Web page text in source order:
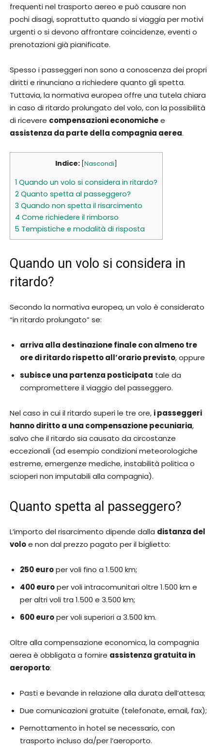
frequenti nel trasporto aereo e può causare non
pochi disagi, soprattutto quando si viaggia per motivi
urgenti o si devono affrontare coincidenze, eventi o
prenotazioni già pianificate.
Spesso i passeggeri non sono a conoscenza dei propri
diritti e rinunciano a richiedere quanto gli spetta.
Tuttavia, la normativa europea offre una tutela chiara
in caso di ritardo prolungato del volo, con la possibilità
di ricevere compensazioni economichee
assistenza da parte della compagnia aerea.
Indice: Nascondi
1 Quando un volo si considera in ritardo?
2 Quanto spetta al passeggero?
3 Quando non spetta il risarcimento
4 Come richiedere il rimborso
5 Tempistiche e modalità di risposta
Quando un volo si considera in
ritardo?
Secondo la normativa europea, un volo è considerato
“in ritardo prolungato” se:
arriva alla destinazione finale con almeno tre
ore di ritardo rispetto all’orario previsto, oppure
subisce una partenza posticipata tale da
compromettere il viaggio del passeggero.
Nel caso in cui il ritardo superi le tre ore, i passeggeri
hanno diritto a una compensazione pecuniaria,
salvo che il ritardo sia causato da circostanze
eccezionali (ad esempio condizioni meteorologiche
estreme, emergenze mediche, instabilità politica o
scioperi non imputabili alla compagnia).
Quanto spetta al passeggero?
L’importo del risarcimento dipende dalla distanza del
voloe non dal prezzo pagato per il biglietto:
250 europer voli fino a 1.500 km;
400 europer voli intracomunitari oltre 1.500 km e
per altri voli tra 1.500 e 3.500 km;
600 europer voli superiori a 3.500 km.
Oltre alla compensazione economica, la compagnia
aerea è obbligata a fornire assistenza gratuita in
aeroporto:
Pasti e bevande in relazione alla durata dell’attesa;
Due comunicazioni gratuite (telefonate, email, fax);
Pernottamento in hotel se necessario, con
trasporto incluso da/per l’aeroporto.